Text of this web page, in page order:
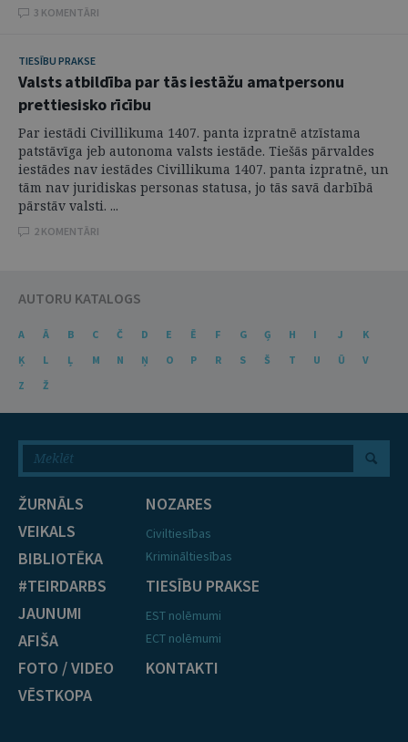
3 KOMENTĀRI
TIESĪBU PRAKSE
Valsts atbildība par tās iestāžu amatpersonu
prettiesisko rīcību
Par iestādi Civillikuma 1407. panta izpratnē atzīstama
patstāvīga jeb autonoma valsts iestāde. Tiešās pārvaldes
iestādes nav iestādes Civillikuma 1407. panta izpratnē, un
tām nav juridiskas personas statusa, jo tās savā darbībā
pārstāv valsti. ...
2 KOMENTĀRI
AUTORU KATALOGS
A Ā B C Č D E Ē F G Ģ H I J
K
Ķ
L Ļ M N Ņ O P R S Š T U Ū
V
Z
Ž
ŽURNĀLS
VEIKALS
BIBLIOTĒKA
#TEIRDARBS
JAUNUMI
AFIŠA
FOTO / VIDEO
VĒSTKOPA
NOZARES
Civiltiesības
Krimināltiesības
TIESĪBU PRAKSE
EST nolēmumi
ECT nolēmumi
KONTAKTI